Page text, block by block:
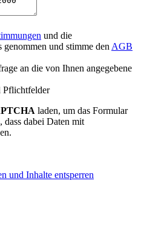
und die
genommen und stimme den AGB
an die von Ihnen angegebene
Pflichtfelder
laden, um das Formular
dass dabei Daten mit
und Inhalte entsperren